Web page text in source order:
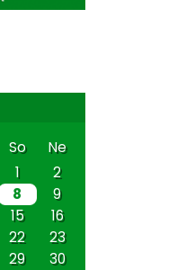
So
Ne
1
2
8
9
15
16
22
23
29
30